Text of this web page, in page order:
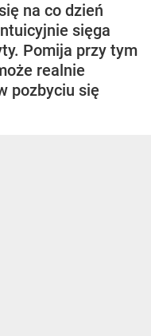
na co dzień
sięga
Pomija przy tym
realnie
pozbyciu się